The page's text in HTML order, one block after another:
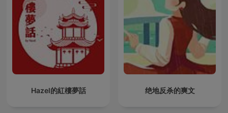
Hazel的紅樓夢話 绝地反杀的爽文